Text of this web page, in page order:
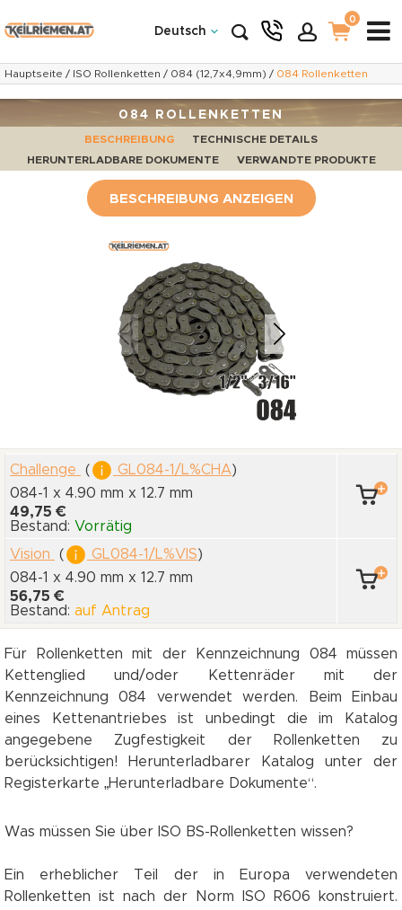
Deutsch
0
Hauptseite / ISO Rollenketten / 084 (12,7x4,9mm) / 084 Rollenketten
084 ROLLENKETTEN
BESCHREIBUNG
TECHNISCHE DETAILS
HERUNTERLADBARE DOKUMENTE
VERWANDTE PRODUKTE
BESCHREIBUNG ANZEIGEN
Challenge ( GL084-1/L%CHA)
084-1 x 4.90 mm x 12.7 mm
49,75 €
Bestand: Vorrätig
Vision
( GL084-1/L%VIS)
084-1 x 4.90 mm x 12.7 mm
56,75 €
Bestand: auf Antrag
Für Rollenketten mit der Kennzeichnung 084 müssen
Kettenglied und/oder Kettenräder mit der
Kennzeichnung 084 verwendet werden. Beim Einbau
eines Kettenantriebes ist unbedingt die im Katalog
angegebene Zugfestigkeit der Rollenketten zu
berücksichtigen! Herunterladbarer Katalog unter der
Registerkarte „Herunterladbare Dokumente“.
Was müssen Sie über ISO BS-Rollenketten wissen?
Ein erheblicher Teil der in Europa verwendeten
Rollenketten ist nach der Norm ISO R606 konstruiert.